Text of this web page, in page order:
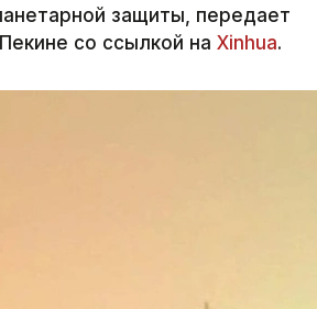
защиты, передает
со ссылкой на Xinhua.